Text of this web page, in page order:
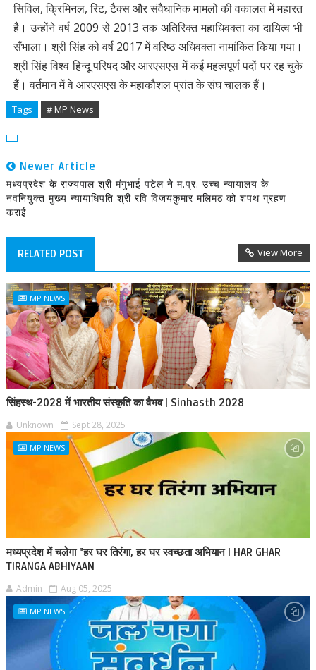
सिविल, क्रिमिनल, रिट, टैक्स और संवैधानिक मामलों की वकालत में महारत
है। उन्होंने वर्ष 2009 से 2013 तक अतिरिक्त महाधिवक्ता का दायित्व भी
सँभाला। श्री सिंह को वर्ष 2017 में वरिष्ठ अधिवक्ता नामांकित किया गया।
श्री सिंह विश्व हिन्दू परिषद और आरएसएस में कई महत्वपूर्ण पदों पर रह चुके
हैं। वर्तमान में वे आरएसएस के महाकौशल प्रांत के संघ चालक हैं।
Tags # MP News
Newer Article
मध्यप्रदेश के राज्यपाल श्री मंगुभाई पटेल ने म.प्र. उच्च न्यायालय के
नवनियुक्त मुख्य न्यायाधिपति श्री रवि विजयकुमार मलिमठ को शपथ ग्रहण
कराई
RELATED POST View More
MP NEWS
सिंहस्थ-2028 में भारतीय संस्कृति का वैभव | Sinhasth 2028
Unknown Sept 28, 2025
MP NEWS
मध्यप्रदेश में चलेगा "हर घर तिरंगा, हर घर स्वच्छता अभियान | HAR GHAR
TIRANGA ABHIYAAN
Admin Aug 05, 2025
MP NEWS